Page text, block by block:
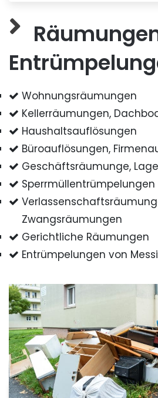
Wohnungsräumungen
Kellerräumungen,
Haushaltsauflösungen
Büroauflösungen,
Geschäftsräumunge,
Sperrmüllentrümpelungen
Zwangsräumungen
Gerichtliche Räumungen
Entrümpelungen von